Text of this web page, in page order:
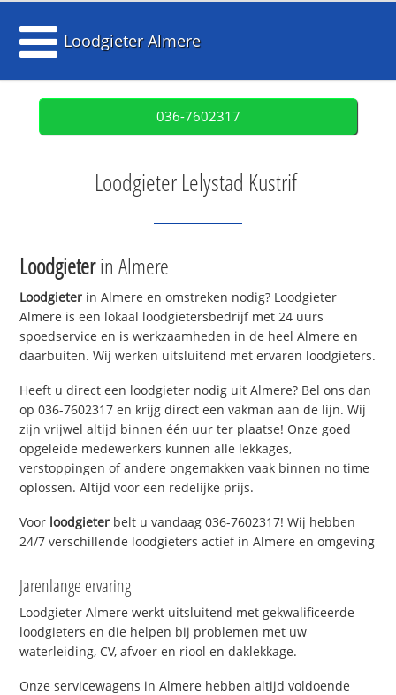
Loodgieter Almere
036-7602317
Loodgieter Lelystad Kustrif
Loodgieterin Almere
Loodgieter in Almere en omstreken nodig? Loodgieter
Almere is een lokaal loodgietersbedrijf met 24 uurs
spoedservice en is werkzaamheden in de heel Almere en
daarbuiten. Wij werken uitsluitend met ervaren loodgieters.
Heeft u direct een loodgieter nodig uit Almere? Bel ons dan
op 036-7602317 en krijg direct een vakman aan de lijn. Wij
zijn vrijwel altijd binnen één uur ter plaatse! Onze goed
opgeleide medewerkers kunnen alle lekkages,
verstoppingen of andere ongemakken vaak binnen no time
oplossen. Altijd voor een redelijke prijs.
Voor loodgieter belt u vandaag 036-7602317! Wij hebben
24/7 verschillende loodgieters actief in Almere en omgeving
Jarenlange ervaring
Loodgieter Almere werkt uitsluitend met gekwalificeerde
loodgieters en die helpen bij problemen met uw
waterleiding, CV, afvoer en riool en daklekkage.
Onze servicewagens in Almere hebben altijd voldoende